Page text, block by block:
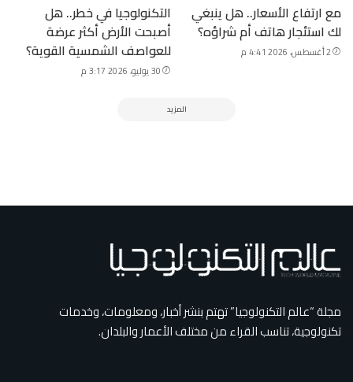
مع ارتفاع الأسعار.. هل ينبغي
لك استئجار هاتف أم شراؤه؟
2 أغسطس، 2026 4:41 م
التكنولوجيا في خطر.. هل
أصبحت الأرض أكثر عرضة
للعواصف الشمسية القوية؟
30 يوليو، 2026 3:17 م
المزيد
مجلة “عالم التكنولوجيا” تهتم بنشر أخبار، ومعلومات، وخدمات
تكنولوجية، تناسب القراء من مختلف الأعمار والبلدان.